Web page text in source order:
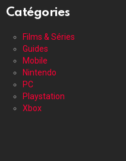
Catégories
Films & Séries
Guides
Mobile
Nintendo
PC
Playstation
Xbox